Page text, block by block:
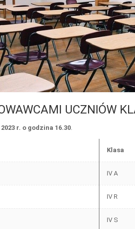
UCZNIÓW
r. o godzina 16.30.
Klasa
IV A
IV R
IV S